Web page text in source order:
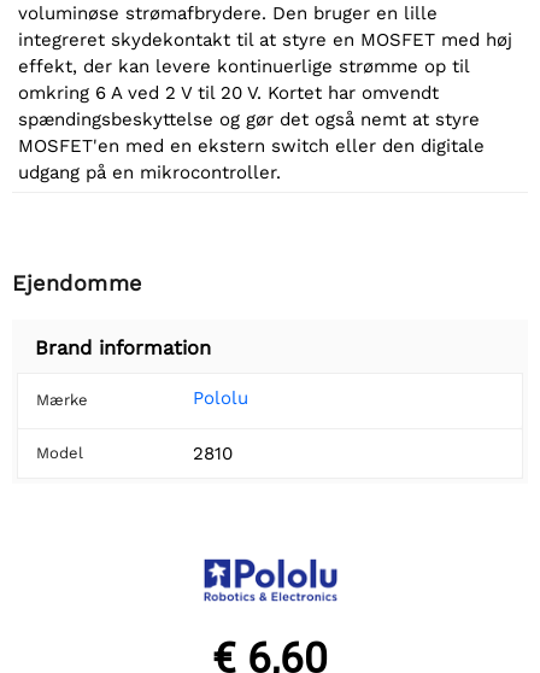
voluminøse strømafbrydere. Den bruger en lille
integreret skydekontakt til at styre en MOSFET med høj
effekt, der kan levere kontinuerlige strømme op til
omkring 6 A ved 2 V til 20 V. Kortet har omvendt
spændingsbeskyttelse og gør det også nemt at styre
MOSFET'en med en ekstern switch eller den digitale
udgang på en mikrocontroller.
Ejendomme
Brand information
Mærke Pololu
Model 2810
€ 6,60